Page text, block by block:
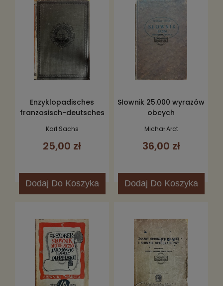
Enzyklopadisches
franzosisch-deutsches
franzosisches
Worterbuch
Karl Sachs
25,00 zł
Dodaj Do Koszyka
Słownik 25.000 wyrazów
obcych
Michał Arct
36,00 zł
Dodaj Do Koszyka